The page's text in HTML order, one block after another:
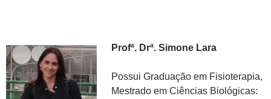
Profª. Drª. Simone Lara
Possui Graduação em Fisioterapia,
Mestrado em Ciências Biológicas: